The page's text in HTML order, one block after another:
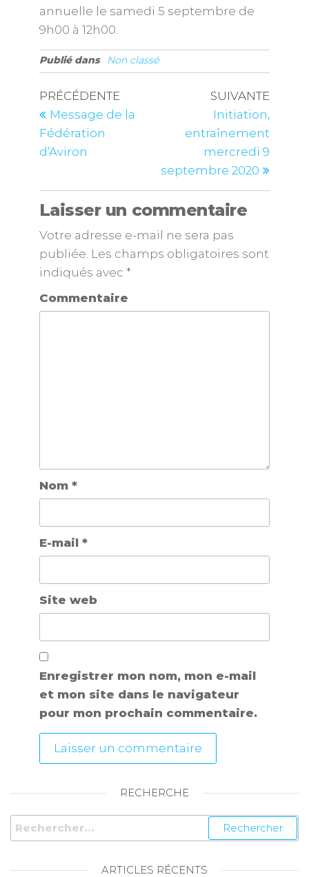
annuelle le samedi 5 septembre de
9h00 à 12h00.
Publié dans Non classé
PRÉCÉDENTE
Message de la
Fédération
d’Aviron
SUIVANTE
Initiation,
entraînement
mercredi 9
septembre 2020
Laisser un commentaire
Votre adresse e-mail ne sera pas
publiée. Les champs obligatoires sont
indiqués avec *
Commentaire
Nom *
E-mail *
Site web
Enregistrer mon nom, mon e-mail
et mon site dans le navigateur
pour mon prochain commentaire.
RECHERCHE
ARTICLES RÉCENTS